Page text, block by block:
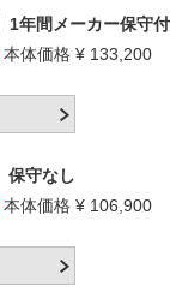
1年間メーカー保守
本体価格 ¥ 133,200
保守なし
本体価格 ¥ 106,900